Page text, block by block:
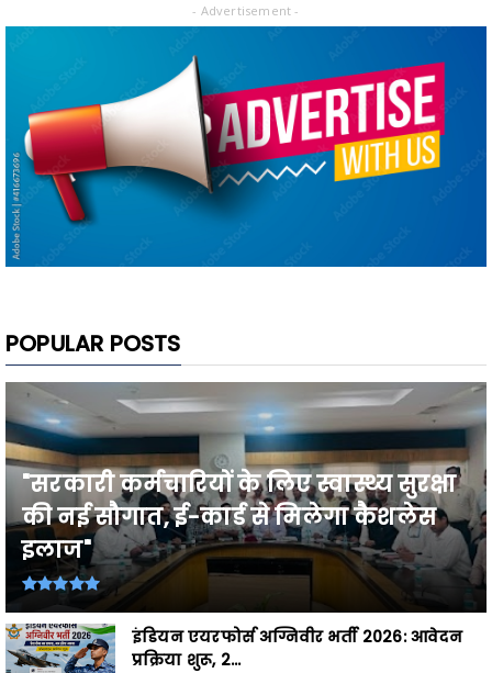
- Advertisement -
POPULAR POSTS
"सरकारी कर्मचारियों के लिए स्वास्थ्य सुरक्षा
की नई सौगात, ई-कार्ड से मिलेगा कैशलेस
इलाज"
इंडियन एयरफोर्स अग्निवीर भर्ती 2026: आवेदन
प्रक्रिया शुरू, 2...